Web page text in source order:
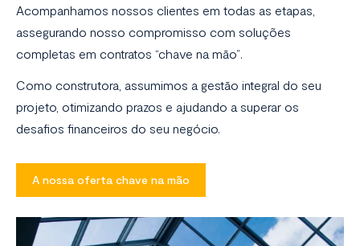
Acompanhamos nossos clientes em todas as etapas,
assegurando nosso compromisso com soluções
completas em contratos “chave na mão”.
Como construtora, assumimos a gestão integral do seu
projeto, otimizando prazos e ajudando a superar os
desafios financeiros do seu negócio.
A nossa oferta chave na mão